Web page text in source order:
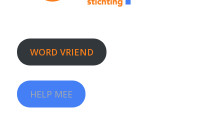
WORD VRIEND
HELP MEE